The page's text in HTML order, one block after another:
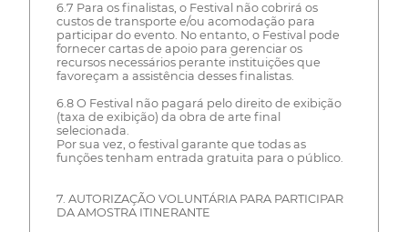
6.7 Para os finalistas, o Festival não cobrirá os
custos de transporte e/ou acomodação para
participar do evento. No entanto, o Festival pode
fornecer cartas de apoio para gerenciar os
recursos necessários perante instituições que
favoreçam a assistência desses finalistas.
6.8 O Festival não pagará pelo direito de exibição
(taxa de exibição) da obra de arte final
selecionada.
Por sua vez, o festival garante que todas as
funções tenham entrada gratuita para o público.
7. AUTORIZAÇÃO VOLUNTÁRIA PARA PARTICIPAR
DA AMOSTRA ITINERANTE